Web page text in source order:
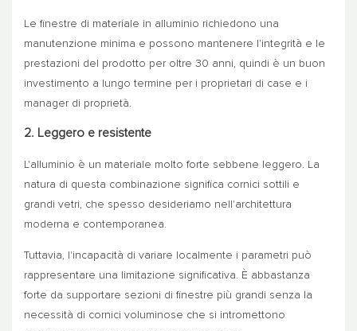
Le finestre di materiale in alluminio richiedono una
manutenzione minima e possono mantenere l'integrità e le
prestazioni del prodotto per oltre 30 anni, quindi è un buon
investimento a lungo termine per i proprietari di case e i
manager di proprietà.
2. Leggero e resistente
L'alluminio è un materiale molto forte sebbene leggero. La
natura di questa combinazione significa cornici sottili e
grandi vetri, che spesso desideriamo nell'architettura
moderna e contemporanea.
Tuttavia, l'incapacità di variare localmente i parametri può
rappresentare una limitazione significativa. È abbastanza
forte da supportare sezioni di finestre più grandi senza la
necessità di cornici voluminose che si intromettono